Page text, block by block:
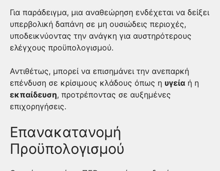
Για παράδειγμα, μια αναθεώρηση ενδέχεται να δείξει
υπερβολική δαπάνη σε μη ουσιώδεις περιοχές,
υποδεικνύοντας την ανάγκη για αυστηρότερους
ελέγχους προϋπολογισμού.
Αντιθέτως, μπορεί να επισημάνει την ανεπαρκή
επένδυση σε κρίσιμους κλάδους όπως η υγεία ή η
εκπαίδευση, προτρέποντας σε αυξημένες
επιχορηγήσεις.
Επανακατανομή
Προϋπολογισμού